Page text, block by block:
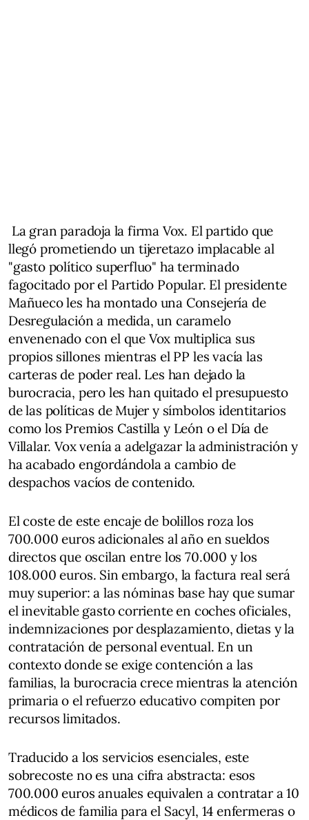
La gran paradoja la firma Vox. El partido que
llegó prometiendo un tijeretazo implacable al
"gasto político superfluo" ha terminado
fagocitado por el Partido Popular. El presidente
Mañueco les ha montado una Consejería de
Desregulación a medida, un caramelo
envenenado con el que Vox multiplica sus
propios sillones mientras el PP les vacía las
carteras de poder real. Les han dejado la
burocracia, pero les han quitado el presupuesto
de las políticas de Mujer y símbolos identitarios
como los Premios Castilla y León o el Día de
Villalar. Vox venía a adelgazar la administración y
ha acabado engordándola a cambio de
despachos vacíos de contenido.
El coste de este encaje de bolillos roza los
700.000 euros adicionales al año en sueldos
directos que oscilan entre los 70.000 y los
108.000 euros. Sin embargo, la factura real será
muy superior: a las nóminas base hay que sumar
el inevitable gasto corriente en coches oficiales,
indemnizaciones por desplazamiento, dietas y la
contratación de personal eventual. En un
contexto donde se exige contención a las
familias, la burocracia crece mientras la atención
primaria o el refuerzo educativo compiten por
recursos limitados.
Traducido a los servicios esenciales, este
sobrecoste no es una cifra abstracta: esos
700.000 euros anuales equivalen a contratar a 10
médicos de familia para el Sacyl, 14 enfermeras o